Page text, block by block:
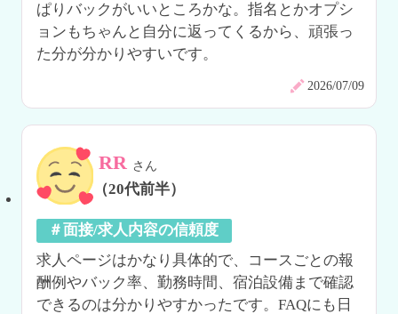
ぱりバックがいいところかな。指名とかオプシ
ョンもちゃんと自分に返ってくるから、頑張っ
た分が分かりやすいです。
2026/07/09
RR さん
（20代前半）
＃面接/求人内容の信頼度
求人ページはかなり具体的で、コースごとの報
酬例やバック率、勤務時間、宿泊設備まで確認
できるのは分かりやすかったです。FAQにも日